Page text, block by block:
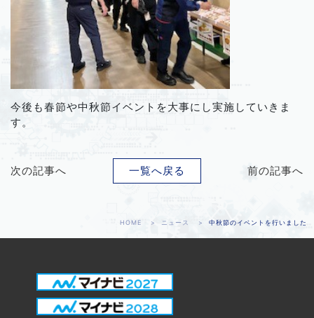
今後も春節や中秋節イベントを大事にし実施していきま
す。
前の記事へ
次の記事へ 一覧へ戻る
HOME ニュース 中秋節のイベントを行いました